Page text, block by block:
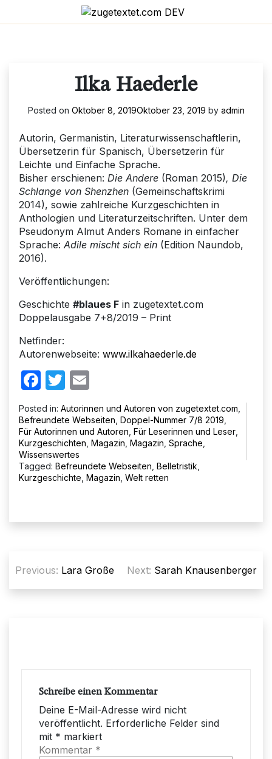
Ilka Haederle
Posted on Oktober 8, 2019Oktober 23, 2019 by admin
Autorin, Germanistin, Literaturwissenschaftlerin,
Übersetzerin für Spanisch, Übersetzerin für
Leichte und Einfache Sprache.
Bisher erschienen: Die Andere (Roman 2015), Die
Schlange von Shenzhen (Gemeinschaftskrimi
2014), sowie zahlreiche Kurzgeschichten in
Anthologien und Literaturzeitschriften. Unter dem
Pseudonym Almut Anders Romane in einfacher
Sprache: Adile mischt sich ein (Edition Naundob,
2016).
Veröffentlichungen:
Geschichte #blaues F in zugetextet.com
Doppelausgabe 7+8/2019 – Print
Netfinder:
Autorenwebseite: www.ilkahaederle.de
Facebook
Twitter
Posted in: Autorinnen und Autoren von zugetextet.com
Befreundete Webseiten Doppel-Nummer 7/8 2019
Für Autorinnen und Autoren Für Leserinnen und Leser
Kurzgeschichten Magazin Magazin Sprache
Wissenswertes
Tagged: Befreundete Webseiten Belletristik
Kurzgeschichte Magazin Welt retten
Previous: Lara Große Next: Sarah Knausenberger
Schreibe einen Kommentar
Deine E-Mail-Adresse wird nicht
veröffentlicht. Erforderliche Felder sind
mit * markiert
Kommentar *